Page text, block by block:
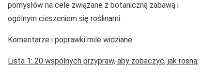
pomysłów na cele związane z botaniczną zabawą i
ogólnym cieszeniem się roślinami.
Komentarze i poprawki mile widziane.
Lista 1: 20 wspólnych przypraw, aby zobaczyć, jak rosną: